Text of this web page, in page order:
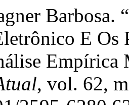
Barbosa.
E Os
, vol. 62,